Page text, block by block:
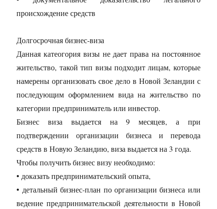
происхождение средств
Долгосрочная бизнес-виза
Данная катеогория визы не дает права на постоянное
жительство, такой тип визы подходит лицам, которые
намерены организовать свое дело в Новой Зеландии с
последующим оформлением вида на жительство по
категории предприниматель или инвестор.
Бизнес виза выдается на 9 месяцев, а при
подтверждении организации бизнеса и перевода
средств в Новую Зеландию, виза выдается на 3 года.
Чтобы получить бизнес визу необходимо:
• доказать предпринимательский опыта,
• детальный бизнес-план по организации бизнеса или
ведение предпринимательской деятельности в Новой